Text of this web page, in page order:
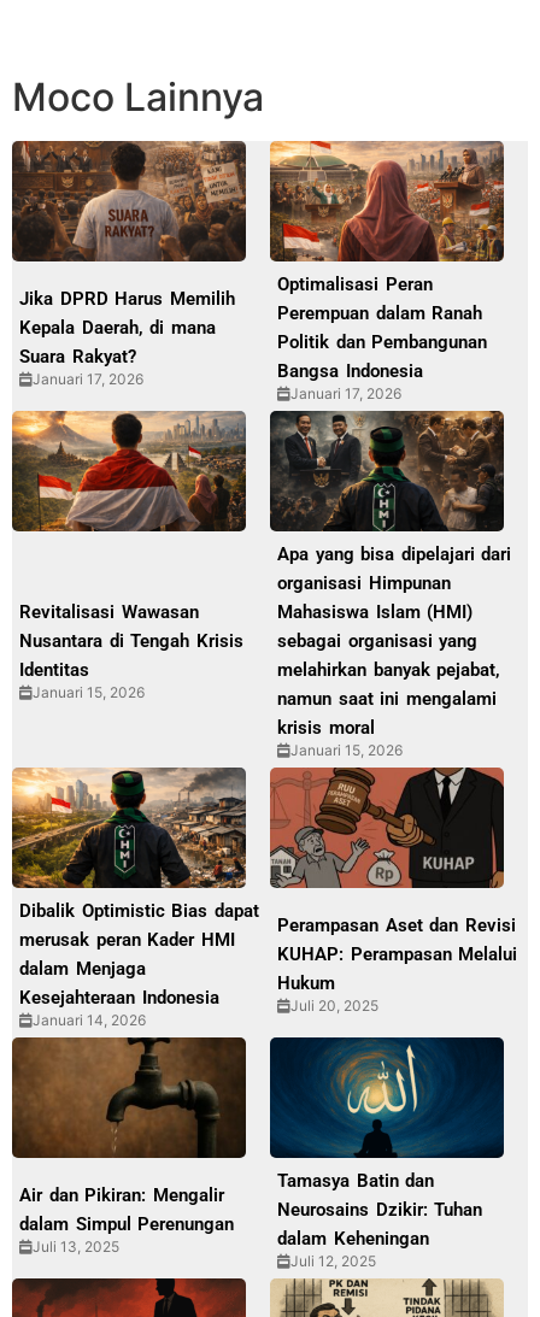
Moco Lainnya
Jika DPRD Harus Memilih
Kepala Daerah, di mana
Suara Rakyat?
Januari 17, 2026
Optimalisasi Peran
Perempuan dalam Ranah
Politik dan Pembangunan
Bangsa Indonesia
Januari 17, 2026
Revitalisasi Wawasan
Nusantara di Tengah Krisis
Identitas
Januari 15, 2026
Apa yang bisa dipelajari dari
organisasi Himpunan
Mahasiswa Islam (HMI)
sebagai organisasi yang
melahirkan banyak pejabat,
namun saat ini mengalami
krisis moral
Januari 15, 2026
Dibalik Optimistic Bias dapat
merusak peran Kader HMI
dalam Menjaga
Kesejahteraan Indonesia
Januari 14, 2026
Perampasan Aset dan Revisi
KUHAP: Perampasan Melalui
Hukum
Juli 20, 2025
Air dan Pikiran: Mengalir
dalam Simpul Perenungan
Juli 13, 2025
Tamasya Batin dan
Neurosains Dzikir: Tuhan
dalam Keheningan
Juli 12, 2025